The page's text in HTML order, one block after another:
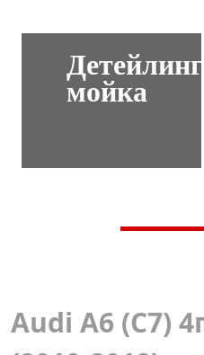
Детейлинг-
мойка
Audi А6 (С7)